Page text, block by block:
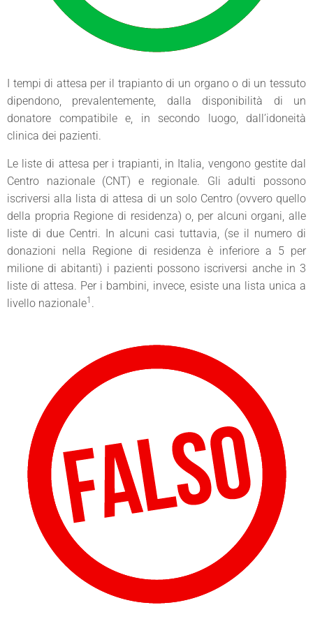
I tempi di attesa per il trapianto di un organo o di un tessuto
dipendono, prevalentemente, dalla disponibilità di un
donatore compatibile e, in secondo luogo, dall’idoneità
clinica dei pazienti.
Le liste di attesa per i trapianti, in Italia, vengono gestite dal
Centro nazionale (CNT) e regionale. Gli adulti possono
iscriversi alla lista di attesa di un solo Centro (ovvero quello
della propria Regione di residenza) o, per alcuni organi, alle
liste di due Centri. In alcuni casi tuttavia, (se il numero di
donazioni nella Regione di residenza è inferiore a 5 per
milione di abitanti) i pazienti possono iscriversi anche in 3
liste di attesa. Per i bambini, invece, esiste una lista unica a
livello nazionale1 .